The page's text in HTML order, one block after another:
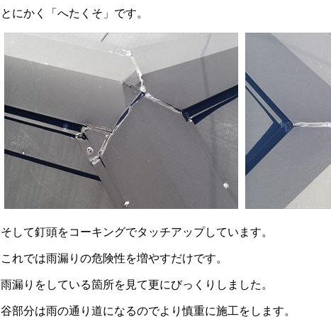
とにかく「へたくそ」です。
そして釘頭をコーキングでタッチアップしています。
これでは雨漏りの危険性を増やすだけです。
雨漏りをしている箇所を見て更にびっくりしました。
谷部分は雨の通り道になるのでより慎重に施工をします。